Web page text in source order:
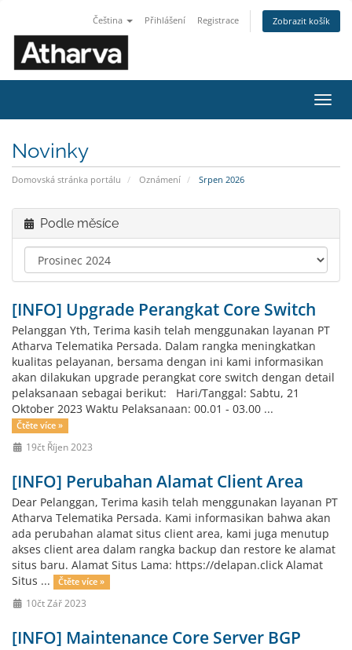
Čeština Přihlášení Registrace Zobrazit košík
Novinky
Domovská stránka portálu Oznámení Srpen 2026
Podle měsíce
[INFO] Upgrade Perangkat Core Switch
Pelanggan Yth, Terima kasih telah menggunakan layanan PT
Atharva Telematika Persada. Dalam rangka meningkatkan
kualitas pelayanan, bersama dengan ini kami informasikan
akan dilakukan upgrade perangkat core switch dengan detail
pelaksanaan sebagai berikut: Hari/Tanggal: Sabtu, 21
Oktober 2023 Waktu Pelaksanaan: 00.01 - 03.00 ...
Čtěte více »
19čt Říjen 2023
[INFO] Perubahan Alamat Client Area
Dear Pelanggan, Terima kasih telah menggunakan layanan PT
Atharva Telematika Persada. Kami informasikan bahwa akan
ada perubahan alamat situs client area, kami juga menutup
akses client area dalam rangka backup dan restore ke alamat
situs baru. Alamat Situs Lama: https://delapan.click Alamat
Situs ...
Čtěte více »
10čt Zář 2023
[INFO] Maintenance Core Server BGP